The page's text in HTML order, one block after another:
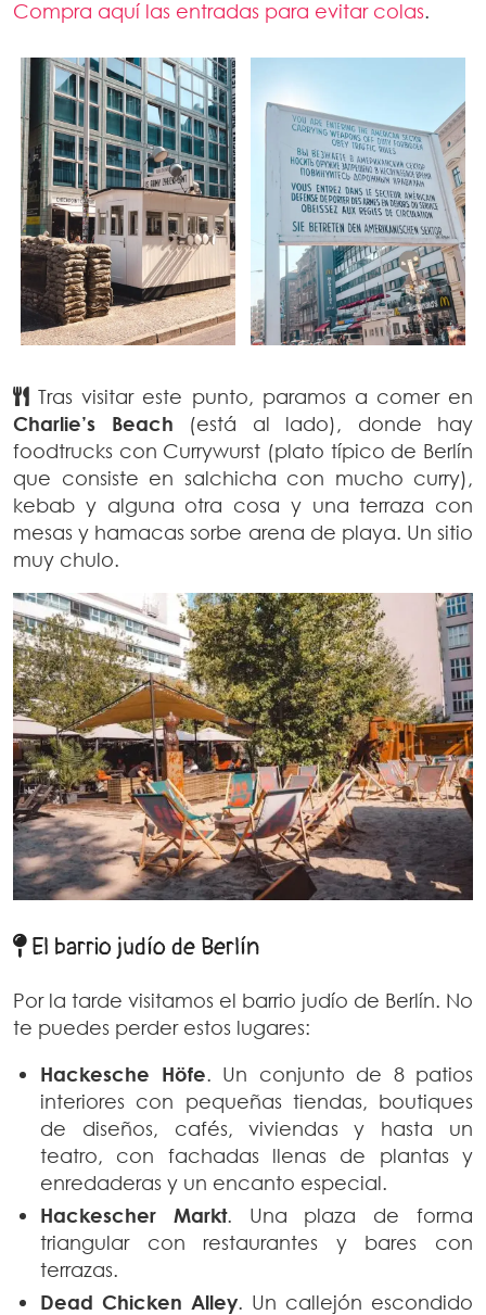
Compra aquí las entradas para evitar colas.
Tras visitar este punto, paramos a comer en
Charlie’s Beach (está al lado), donde hay
foodtrucks con Currywurst (plato típico de Berlín
que consiste en salchicha con mucho curry),
kebab y alguna otra cosa y una terraza con
mesas y hamacas sorbe arena de playa. Un sitio
muy chulo.
El barrio judío de Berlín
Por la tarde visitamos el barrio judío de Berlín. No
te puedes perder estos lugares:
Hackesche Höfe. Un conjunto de 8 patios
interiores con pequeñas tiendas, boutiques
de diseños, cafés, viviendas y hasta un
teatro, con fachadas llenas de plantas y
enredaderas y un encanto especial.
Hackescher Markt. Una plaza de forma
triangular con restaurantes y bares con
terrazas.
Dead Chicken Alley. Un callejón escondido